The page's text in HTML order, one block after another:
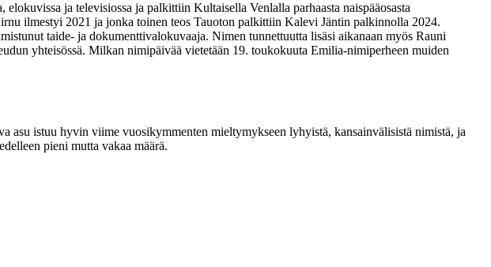
ja televisiossa ja palkittiin Kultaisella Venlalla parhaasta naispääosasta
ilmestyi 2021 ja jonka toinen teos Tauoton palkittiin Kalevi Jäntin palkinnolla 2024.
taide- ja dokumenttivalokuvaaja. Nimen tunnettuutta lisäsi aikanaan myös Rauni
yhteisössä. Milkan nimipäivää vietetään 19. toukokuuta Emilia-nimiperheen muiden
asu istuu hyvin viime vuosikymmenten mieltymykseen lyhyistä, kansainvälisistä nimistä, ja
pieni mutta vakaa määrä.